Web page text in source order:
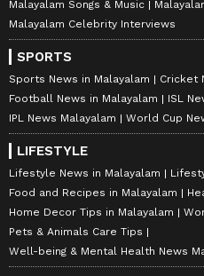
Malayalam Songs & Music
Malayalam Celebrity Interviews
SPORTS
Sports News in Malayalam
Cricket
Football News in Malayalam
ISL
IPL News Malayalam
World Cup
LIFESTYLE
Lifestyle News in Malayalam
Food and Recipes in Malayalam
Home Decor Tips in Malayalam
Pets & Animals Care Tips
Well-being & Mental Health News